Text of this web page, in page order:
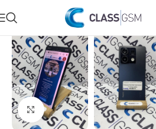
Kattints a nagyításhoz